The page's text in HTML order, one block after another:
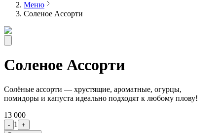
Меню
Соленое Ассорти
Соленое Ассорти
Солёные ассорти — хрустящие, ароматные, огурцы,
помидоры и капуста идеально подходят к любому плову!
13 000
- 1
+